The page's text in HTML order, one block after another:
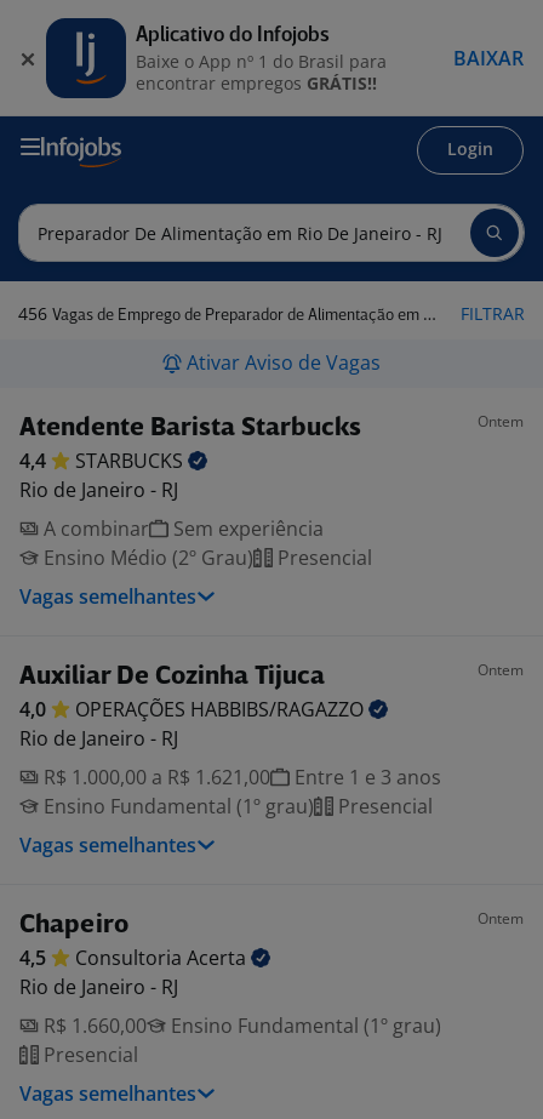
Login
456 Vagas de Emprego de Preparador de Alimentação em Rio de Janeiro - RJ FILTRAR
Ativar Aviso de Vagas
Atendente Barista Starbucks Ontem
4,4
STARBUCKS
Rio de Janeiro - RJ
A combinar
Sem experiência
Ensino Médio (2º Grau)
Presencial
Vagas semelhantes
Auxiliar De Cozinha Tijuca Ontem
4,0 OPERAÇÕES HABBIBS/RAGAZZO
Rio de Janeiro - RJ
R$ 1.000,00 a R$ 1.621,00
Entre 1 e 3 anos
Ensino Fundamental (1º grau)
Presencial
Vagas semelhantes
Chapeiro Ontem
4,5 Consultoria Acerta
Rio de Janeiro - RJ
R$ 1.660,00
Ensino Fundamental (1º grau)
Presencial
Vagas semelhantes
Aplicativo do Infojobs
Baixe o App nº 1 do Brasil para
encontrar empregos GRÁTIS!!
BAIXAR